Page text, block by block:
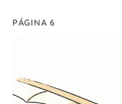
PÁGINA 6